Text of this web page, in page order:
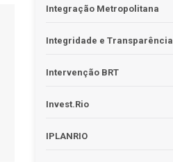
Integração Metropolitana
Integridade e Transparência
Intervenção BRT
Invest.Rio
IPLANRIO